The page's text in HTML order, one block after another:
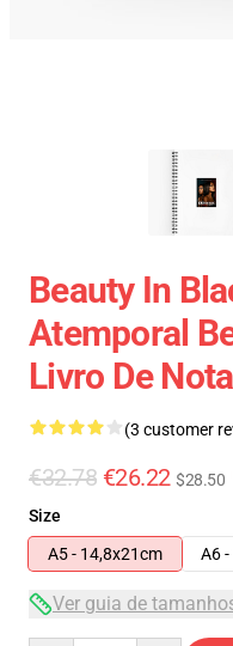
Beauty In
Atemporal
Livro De
(3 customer
€32.78 €26.22 $28.50
Size
A5 - 14,8x21cm
A6
Ver guia de